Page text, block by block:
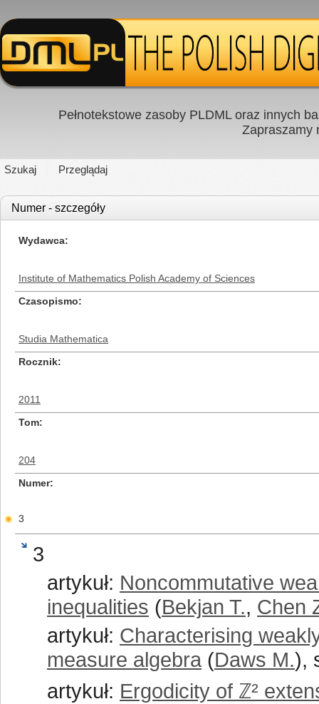
Pełnotekstowe zasoby PLDML oraz innych
Zapraszamy
Szukaj Przeglądaj
Numer - szczegóły
Wydawca
Institute of Mathematics Polish Academy of Sciences
Czasopismo
Studia Mathematica
Rocznik
2011
Tom
204
Numer
3
3
artykuł: Noncommutative
inequalities (Bekjan T., Chen
artykuł: Characterising
measure algebra (Daws M.),
artykuł: Ergodicity of ℤ²